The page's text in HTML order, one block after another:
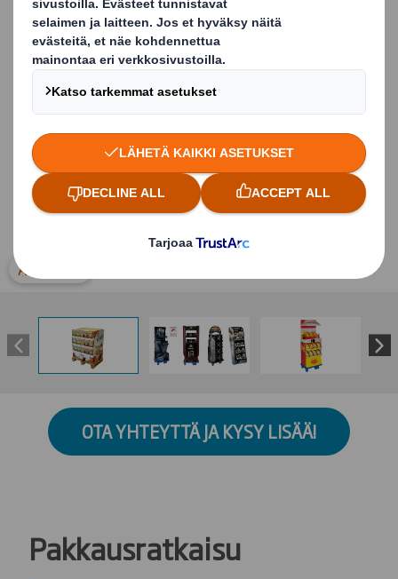
Asiakkaamme voivat testata kampanjoitaan edullisesti,
sillä valmistamme myyntitelineitä ja muita
myynninedistämistuotteita myös digipainettuna jopa
yksittäisiä kappaleita, ilman työkalukustannuksia.
Carousel. Use previous and next buttons to move
Avaa kuva
OTA YHTEYTTÄ JA KYSY LISÄÄ!
Pakkausratkaisu